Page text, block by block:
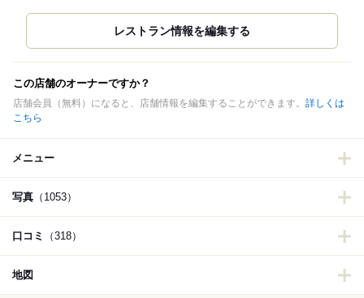
この店舗のオーナーですか？
店舗会員（無料）になると、店舗情報を編集することができます。 詳しくは
こちら
メニュー
写真 （1053）
口コミ （318）
地図